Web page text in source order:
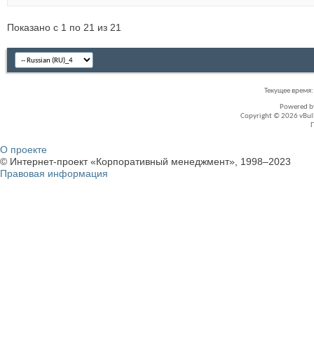
Показано с 1 по 21 из 21
Текущее время:
Powered
Copyright © 2026
О проекте
© Интернет-проект «Корпоративный менеджмент», 1998–2023
Правовая информация